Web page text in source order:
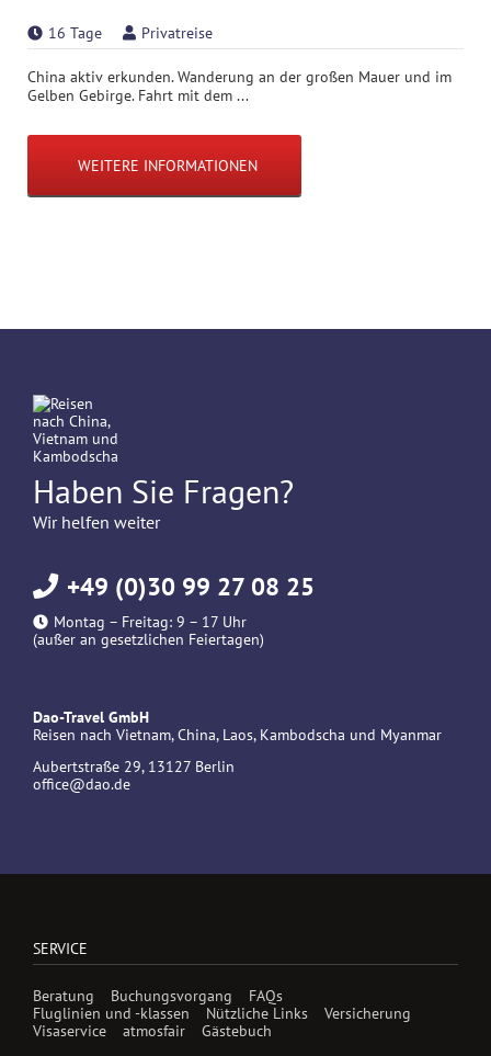
16 Tage Privatreise
China aktiv erkunden. Wanderung an der großen Mauer und im
Gelben Gebirge. Fahrt mit dem ...
WEITERE INFORMATIONEN
Haben Sie Fragen?
Wir helfen weiter
+49 (0)30 99 27 08 25
Montag – Freitag: 9 – 17 Uhr
(außer an gesetzlichen Feiertagen)
Dao-Travel GmbH
Reisen nach Vietnam, China, Laos, Kambodscha und Myanmar
Aubertstraße 29, 13127 Berlin
office@dao.de
SERVICE
Beratung Buchungsvorgang
FAQs
Fluglinien und -klassen
Nützliche Links
Versicherung
Visaservice
atmosfair Gästebuch